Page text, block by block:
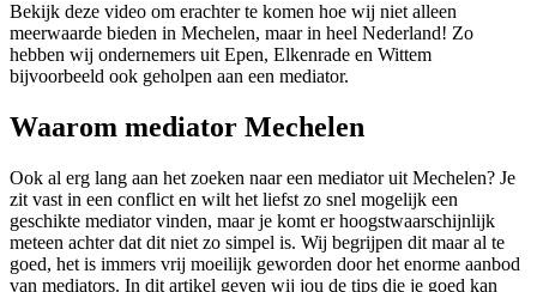
Bekijk deze video om erachter te komen hoe wij niet alleen
meerwaarde bieden in Mechelen, maar in heel Nederland! Zo
hebben wij ondernemers uit Epen, Elkenrade en Wittem
bijvoorbeeld ook geholpen aan een mediator.
Waarom mediator Mechelen
Ook al erg lang aan het zoeken naar een mediator uit Mechelen? Je
zit vast in een conflict en wilt het liefst zo snel mogelijk een
geschikte mediator vinden, maar je komt er hoogstwaarschijnlijk
meteen achter dat dit niet zo simpel is. Wij begrijpen dit maar al te
goed, het is immers vrij moeilijk geworden door het enorme aanbod
van mediators. In dit artikel geven wij jou de tips die je goed kan